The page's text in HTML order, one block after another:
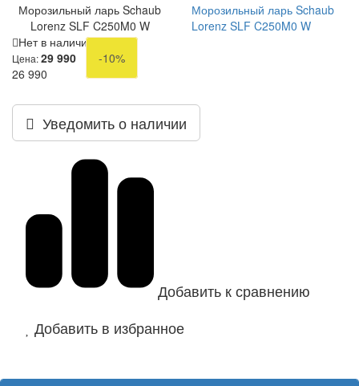
Морозильный ларь Schaub
Lorenz SLF C250M0 W
Морозильный ларь Schaub
Lorenz SLF C250M0 W
Нет в наличии
Цена:29 990
-10%
26 990
Уведомить о наличии
Добавить к сравнению
Добавить в избранное